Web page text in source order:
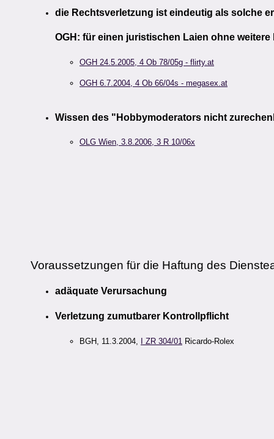
die Rechtsverletzung ist eindeutig als solche
OGH: für einen juristischen Laien ohne
OGH 24.5.2005, 4 Ob 78/05g - flirty.at
OGH 6.7.2004, 4 Ob 66/04s - megasex.at
Wissen des "Hobbymoderators nicht
OLG Wien, 3.8.2006, 3 R 10/06x
Voraussetzungen für die Haftung des
adäquate Verursachung
Verletzung zumutbarer Kontrollpflicht
BGH, 11.3.2004, I ZR 304/01 Ricardo-Rolex